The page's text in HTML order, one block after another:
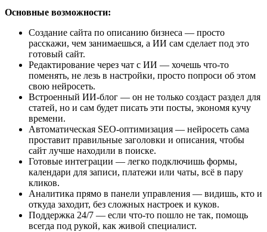
Основные возможности:
Создание сайта по описанию бизнеса — просто
расскажи, чем занимаешься, а ИИ сам сделает под это
готовый сайт.
Редактирование через чат с ИИ — хочешь что-то
поменять, не лезь в настройки, просто попроси об этом
свою нейросеть.
Встроенный ИИ-блог — он не только создаст раздел для
статей, но и сам будет писать эти посты, экономя кучу
времени.
Автоматическая SEO-оптимизация — нейросеть сама
проставит правильные заголовки и описания, чтобы
сайт лучше находили в поиске.
Готовые интеграции — легко подключишь формы,
календари для записи, платежи или чаты, всё в пару
кликов.
Аналитика прямо в панели управления — видишь, кто и
откуда заходит, без сложных настроек и куков.
Поддержка 24/7 — если что-то пошло не так, помощь
всегда под рукой, как живой специалист.